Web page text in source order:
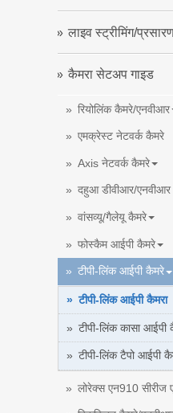
लाइव स्ट्रीमिंग/
कैमरा सेटअप गाइड
रियोलिंक कैमरे/एनवीआर
एमक्रेस्ट नेटवर्क कैमरे
Axis नेटवर्क कैमरे
दहुआ डीवीआर/एनवीआर
वांसव्यू/गैलेयू कैमरे
फोस्कैम आईपी कैमरे
टीपी-लिंक आईपी कैमरे
टीपी-लिंक आईपी कैमरा
टीपी-लिंक कासा आईपी
टीपी-लिंक टैपो आईपी
लोरेक्स एन910 सीरीज